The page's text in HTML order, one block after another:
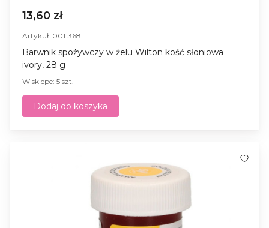
13,60 zł
Artykuł: 0011368
Barwnik spożywczy w żelu Wilton kość słoniowa
ivory, 28 g
W sklepe: 5 szt.
Dodaj do koszyka